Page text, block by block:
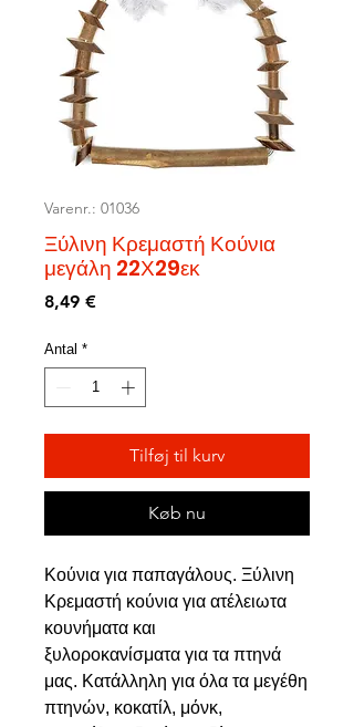
Varenr.: 01036
Ξύλινη Κρεμαστή Κούνια
μεγάλη 22Χ29εκ
8,49 €Pris
Antal *
Tilføj til kurv
Køb nu
Κούνια για παπαγάλους. Ξύλινη
Κρεμαστή κούνια για ατέλειωτα
κουνήματα και
ξυλοροκανίσματα για τα πτηνά
μας. Κατάλληλη για όλα τα μεγέθη
πτηνών, κοκατίλ, μόνκ,